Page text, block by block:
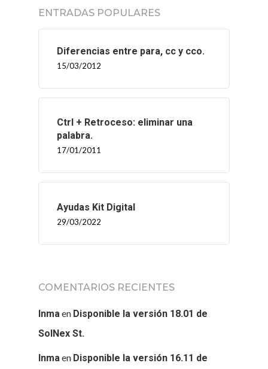
ENTRADAS POPULARES
Diferencias entre para, cc y cco.
15/03/2012
Ctrl + Retroceso: eliminar una
palabra.
17/01/2011
Ayudas Kit Digital
29/03/2022
COMENTARIOS RECIENTES
Inmaen Disponible la versión 18.01 de
SolNex St.
Inmaen Disponible la versión 16.11 de
SOLNEX
SERVICIOS